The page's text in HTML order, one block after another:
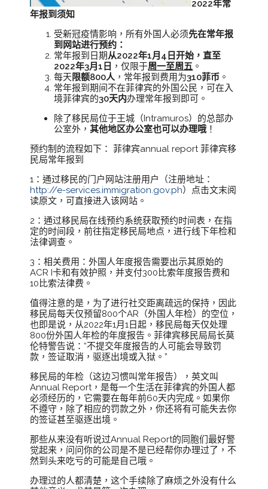
2022年常
年报到须知
受新冠疫情影响，所有外国人必须先在常年报
到网站进行预约：
常年报到日期从2022年1月4日开始，直至
2022年3月1日 ，仅限于周一至周五 。
每天 限额800人 ，常年报到费用为310菲币 。
常年报到期间不在菲律宾的外国公民，可在入
境菲律宾的30天内办理常年报到即可。
除了移民局位于王城（Intramuros）的总部办
公室外，其他地区办公室也可以办理哦 ！
预约制的流程如下： 菲律宾annual report 菲律宾移
民局常年报到
1：通过移民的门户网站注册用户（注册地址：
http://e-services.immigration.gov.ph）点击文末阅
读原文，可直接进入该网站。
2：通过移民局在线预约系统获取预约时间表，在指
定的时间段，前往指定移民局地点，进行线下年检和
法律调查。
3：相关费用：外国人年度报告需要出示其原始的
ACR I卡和有效护照，并支付300比索年度报告费和
10比索法律费。
值得注意的是，为了进行社交距离疏远的保持，因此
移民局每天仅预留800个AR（外国人年检）的空位，
也即是说，从2022年1月1日起，移民局每天仅处理
800份外国人年检的年度报告。菲律宾移民局局长莫
伦特警告说：“不提交年度报告的人可能会导致罚
款，签证取消，驱逐出境或入狱。”
移民局的年检（这边习惯叫常年报告），英文叫
Annual Report，是每一个生活在菲律宾的外国人都
必须经历的，它需要在每年前60天内完成。如果你
不遵守，除了相应的罚款之外，你还将有可能失去你
的签证甚至驱逐出境。
那些从来没有听说过Annual Report的同胞们最好警
觉起来，问问你的公司是不是已经帮你办理过了，不
然到头来吃亏的可能是自己哦。
办理过的人都清楚，这个手续除了麻烦之外没有什么